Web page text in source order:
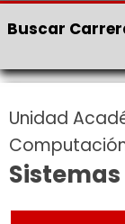
Buscar
Unidad